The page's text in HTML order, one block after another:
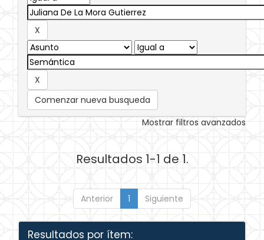
Comenzar nueva busqueda
Mostrar filtros avanzados
Resultados 1-1 de 1.
Anterior 1 Siguiente
Resultados por ítem: